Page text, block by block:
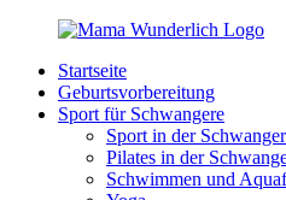
Zurück
Inhalt
MamaWunderlich.de
Mutti
sein
wunderbar!
Startseite
Geburtsvorbereitung
Sport für Schwangere
Sport in der
Pilates in der
Schwimmen und